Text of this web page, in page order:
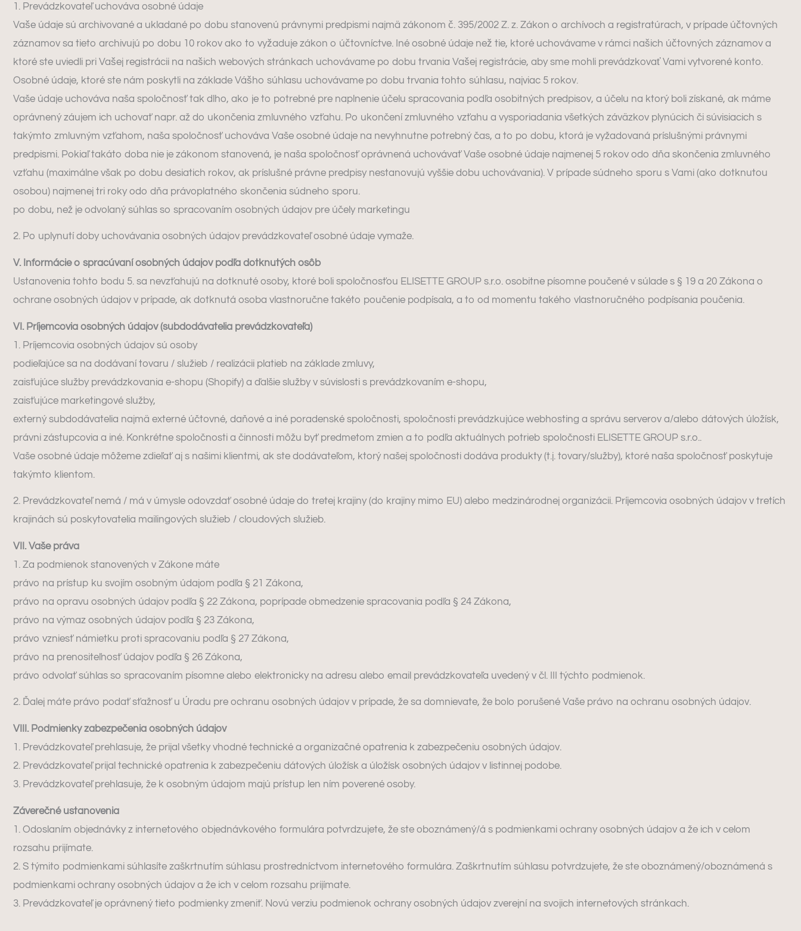
1. Prevádzkovateľ uchováva osobné údaje
Vaše údaje sú archivované a ukladané po dobu stanovenú právnymi predpismi najmä zákonom č. 395/2002 Z. z. Zákon o archívoch a registratúrach, v prípade účtovných
záznamov sa tieto archivujú po dobu 10 rokov ako to vyžaduje zákon o účtovníctve. Iné osobné údaje než tie, ktoré uchovávame v rámci našich účtovných záznamov a
ktoré ste uviedli pri Vašej registrácii na našich webových stránkach uchovávame po dobu trvania Vašej registrácie, aby sme mohli prevádzkovať Vami vytvorené konto.
Osobné údaje, ktoré ste nám poskytli na základe Vášho súhlasu uchovávame po dobu trvania tohto súhlasu, najviac 5 rokov.
Vaše údaje uchováva naša spoločnosť tak dlho, ako je to potrebné pre naplnenie účelu spracovania podľa osobitných predpisov, a účelu na ktorý boli získané, ak máme
oprávnený záujem ich uchovať napr. až do ukončenia zmluvného vzťahu. Po ukončení zmluvného vzťahu a vysporiadania všetkých záväzkov plynúcich či súvisiacich s
takýmto zmluvným vzťahom, naša spoločnosť uchováva Vaše osobné údaje na nevyhnutne potrebný čas, a to po dobu, ktorá je vyžadovaná príslušnými právnymi
predpismi. Pokiaľ takáto doba nie je zákonom stanovená, je naša spoločnosť oprávnená uchovávať Vaše osobné údaje najmenej 5 rokov odo dňa skončenia zmluvného
vzťahu (maximálne však po dobu desiatich rokov, ak príslušné právne predpisy nestanovujú vyššie dobu uchovávania). V prípade súdneho sporu s Vami (ako dotknutou
osobou) najmenej tri roky odo dňa právoplatného skončenia súdneho sporu.
po dobu, než je odvolaný súhlas so spracovaním osobných údajov pre účely marketingu
2. Po uplynutí doby uchovávania osobných údajov prevádzkovateľ osobné údaje vymaže.
V. Informácie o spracúvaní osobných údajov podľa dotknutých osôb
Ustanovenia tohto bodu 5. sa nevzťahujú na dotknuté osoby, ktoré boli spoločnosťou ELISETTE GROUP s.r.o. osobitne písomne poučené v súlade s § 19 a 20 Zákona o
ochrane osobných údajov v prípade, ak dotknutá osoba vlastnoručne takéto poučenie podpísala, a to od momentu takého vlastnoručného podpísania poučenia.
VI. Príjemcovia osobných údajov (subdodávatelia prevádzkovateľa)
1. Príjemcovia osobných údajov sú osoby
podieľajúce sa na dodávaní tovaru / služieb / realizácii platieb na základe zmluvy,
zaisťujúce služby prevádzkovania e-shopu (Shopify) a ďalšie služby v súvislosti s prevádzkovaním e-shopu,
zaisťujúce marketingové služby,
externý subdodávatelia najmä externé účtovné, daňové a iné poradenské spoločnosti, spoločnosti prevádzkujúce webhosting a správu serverov a/alebo dátových úložísk,
právni zástupcovia a iné. Konkrétne spoločnosti a činnosti môžu byť predmetom zmien a to podľa aktuálnych potrieb spoločnosti ELISETTE GROUP s.r.o..
Vaše osobné údaje môžeme zdieľať aj s našimi klientmi, ak ste dodávateľom, ktorý našej spoločnosti dodáva produkty (t.j. tovary/služby), ktoré naša spoločnosť poskytuje
takýmto klientom.
2. Prevádzkovateľ nemá / má v úmysle odovzdať osobné údaje do tretej krajiny (do krajiny mimo EU) alebo medzinárodnej organizácii. Príjemcovia osobných údajov v tretích
krajinách sú poskytovatelia mailingových služieb / cloudových služieb.
VII. Vaše práva
1. Za podmienok stanovených v Zákone máte
právo na prístup ku svojím osobným údajom podľa § 21 Zákona,
právo na opravu osobných údajov podľa § 22 Zákona, poprípade obmedzenie spracovania podľa § 24 Zákona,
právo na výmaz osobných údajov podľa § 23 Zákona,
právo vzniesť námietku proti spracovaniu podľa § 27 Zákona,
právo na prenositeľnosť údajov podľa § 26 Zákona,
právo odvolať súhlas so spracovaním písomne alebo elektronicky na adresu alebo email prevádzkovateľa uvedený v čl. III týchto podmienok.
2. Ďalej máte právo podať sťažnosť u Úradu pre ochranu osobných údajov v prípade, že sa domnievate, že bolo porušené Vaše právo na ochranu osobných údajov.
VIII. Podmienky zabezpečenia osobných údajov
1. Prevádzkovateľ prehlasuje, že prijal všetky vhodné technické a organizačné opatrenia k zabezpečeniu osobných údajov.
2. Prevádzkovateľ prijal technické opatrenia k zabezpečeniu dátových úložísk a úložísk osobných údajov v listinnej podobe.
3. Prevádzkovateľ prehlasuje, že k osobným údajom majú prístup len ním poverené osoby.
Záverečné ustanovenia
1. Odoslaním objednávky z internetového objednávkového formulára potvrdzujete, že ste oboznámený/á s podmienkami ochrany osobných údajov a že ich v celom
rozsahu prijímate.
2. S týmito podmienkami súhlasíte zaškrtnutím súhlasu prostredníctvom internetového formulára. Zaškrtnutím súhlasu potvrdzujete, že ste oboznámený/oboznámená s
podmienkami ochrany osobných údajov a že ich v celom rozsahu prijímate.
3. Prevádzkovateľ je oprávnený tieto podmienky zmeniť. Novú verziu podmienok ochrany osobných údajov zverejní na svojich internetových stránkach.